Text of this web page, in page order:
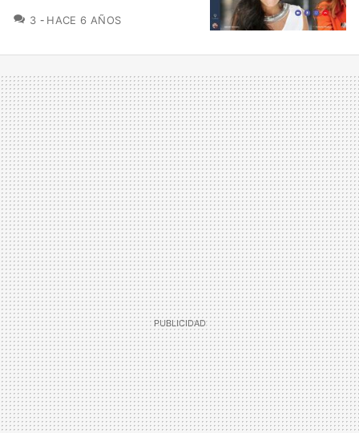
3 COMENTARIOS
HACE 6 AÑOS